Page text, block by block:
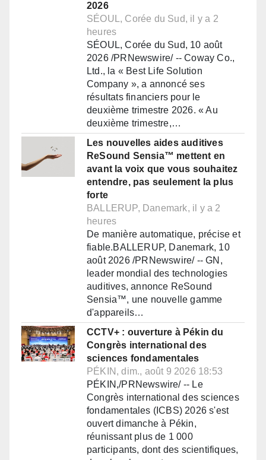
2026
SÉOUL, Corée du Sud, il y a 2
heures
SÉOUL, Corée du Sud, 10 août
2026 /PRNewswire/ -- Coway Co.,
Ltd., la « Best Life Solution
Company », a annoncé ses
résultats financiers pour le
deuxième trimestre 2026. « Au
deuxième trimestre,…
Les nouvelles aides auditives
ReSound Sensia™ mettent en
avant la voix que vous souhaitez
entendre, pas seulement la plus
forte
BALLERUP, Danemark, il y a 2
heures
De manière automatique, précise et
fiable.BALLERUP, Danemark, 10
août 2026 /PRNewswire/ -- GN,
leader mondial des technologies
auditives, annonce ReSound
Sensia™, une nouvelle gamme
d'appareils…
CCTV+ : ouverture à Pékin du
Congrès international des
sciences fondamentales
PÉKIN, dim., août 9 2026 18:53
PÉKIN,/PRNewswire/ -- Le
Congrès international des sciences
fondamentales (ICBS) 2026 s'est
ouvert dimanche à Pékin,
réunissant plus de 1 000
participants, dont des scientifiques,